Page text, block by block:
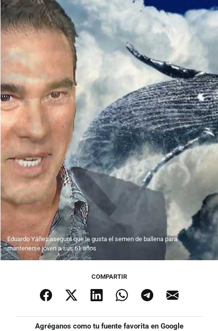
Eduardo Yáñez asegura que le gusta el semen de ballena para
mantenerse joven a sus 61 años
COMPARTIR
Agréganos como tu fuente favorita en Google